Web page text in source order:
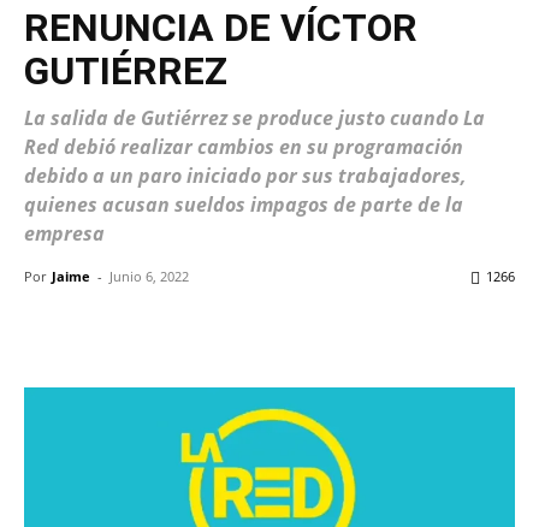
RENUNCIA DE VÍCTOR
GUTIÉRREZ
La salida de Gutiérrez se produce justo cuando La
Red debió realizar cambios en su programación
debido a un paro iniciado por sus trabajadores,
quienes acusan sueldos impagos de parte de la
empresa
Por Jaime - Junio 6, 2022 1266